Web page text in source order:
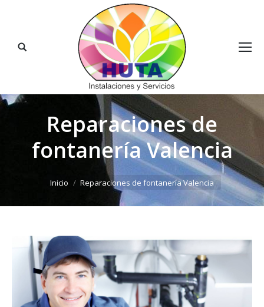
Buscar:
Reparaciones de
fontanería Valencia
Inicio Reparaciones de fontanería Valencia